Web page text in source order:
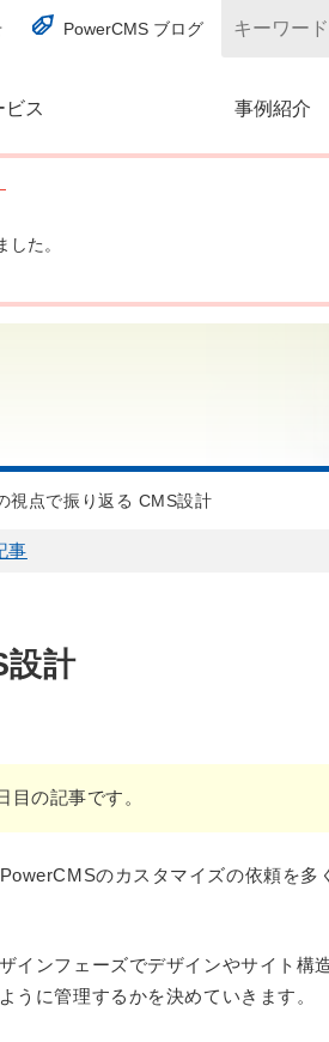
PowerCMS ブログ
ビス 事例紹介
(別ウィンドウで開く)
した。
視点で振り返る CMS設計
事
設計
目の記事です。
のカスタマイズの依頼を多
インフェーズでデザインやサイト構
うに管理するかを決めていきます。